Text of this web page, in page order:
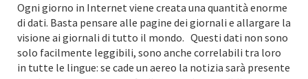
Ogni giorno in Internet viene creata una quantità enorme
di dati. Basta pensare alle pagine dei giornali e allargare la
visione ai giornali di tutto il mondo. Questi dati non sono
solo facilmente leggibili, sono anche correlabili tra loro
in tutte le lingue: se cade un aereo la notizia sarà presente